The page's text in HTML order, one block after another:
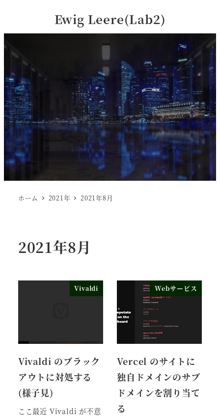
Ewig Leere(Lab2)
ホーム 2021年 2021年8月
2021年8月
Vivaldi
Vivaldi のブラック
アウトに対処する
(様子見)
ここ最近 Vivaldi が不意
Webサービス
Vercel のサイトに
独自ドメインのサブ
ドメインを割り当て
る